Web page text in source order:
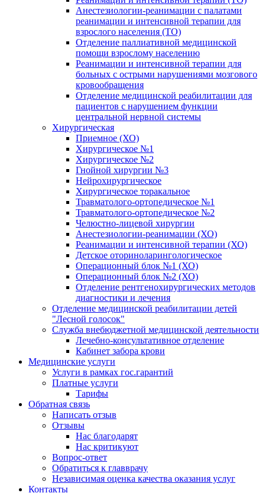
Анестезиологии-реанимации с палатами
реанимации и интенсивной терапии для
взрослого населения (ТО)
Отделение паллиативной медицинской
помощи взрослому населению
Реанимации и интенсивной терапии для
больных с острыми нарушениями мозгового
кровообращения
Отделение медицинской реабилитации для
пациентов с нарушением функции
центральной нервной системы
Хирургическая
Приемное (ХО)
Хирургическое №1
Хирургическое №2
Гнойной хирургии №3
Нейрохирургическое
Хирургическое торакальное
Травматолого-ортопедическое №1
Травматолого-ортопедическое №2
Челюстно-лицевой хирургии
Анестезиологии-реанимации (ХО)
Реанимации и интенсивной терапии (ХО)
Детское оториноларингологическое
Операционный блок №1 (ХО)
Операционный блок №2 (ХО)
Отделение рентгенохирургических методов
диагностики и лечения
Отделение медицинской реабилитации детей
"Лесной голосок"
Служба внебюджетной медицинской деятельности
Лечебно-консультативное отделение
Кабинет забора крови
Медицинские услуги
Услуги в рамках гос.гарантий
Платные услуги
Тарифы
Обратная связь
Написать отзыв
Отзывы
Нас благодарят
Нас критикуют
Вопрос-ответ
Обратиться к главврачу
Независимая оценка качества оказания услуг
Контакты